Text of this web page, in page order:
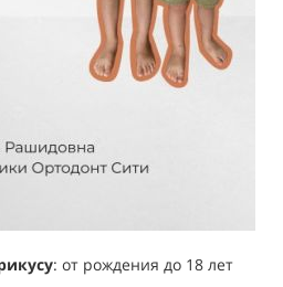
: от рождения до 18 лет